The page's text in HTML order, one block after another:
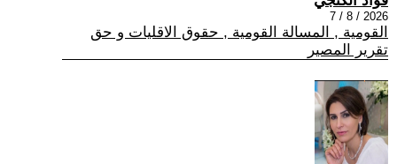
2026 / 8 / 7
القومية , المسالة القومية , حقوق الاقليات و حق
تقرير المصير